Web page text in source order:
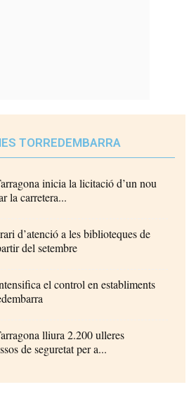
TORREDEMBARRA
inicia la licitació d’un nou
la carretera...
d’atenció a les biblioteques de
del setembre
el control en establiments
lliura 2.200 ulleres
de seguretat per a...